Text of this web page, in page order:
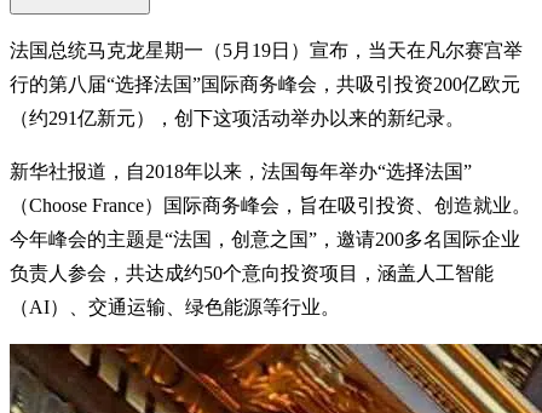
法国总统马克龙星期一（5月19日）宣布，当天在凡尔赛宫举
行的第八届“选择法国”国际商务峰会，共吸引投资200亿欧元
（约291亿新元），创下这项活动举办以来的新纪录。
新华社报道，自2018年以来，法国每年举办“选择法国”
（Choose France）国际商务峰会，旨在吸引投资、创造就业。
今年峰会的主题是“法国，创意之国”，邀请200多名国际企业
负责人参会，共达成约50个意向投资项目，涵盖人工智能
（AI）、交通运输、绿色能源等行业。